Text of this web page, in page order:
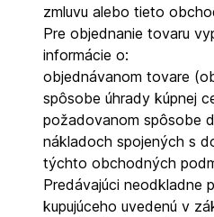
zmluvu alebo tieto
Pre objednanie tovaru
informácie o:
objednávanom tovare
spôsobe úhrady kúpnej
požadovanom spôsobe
nákladoch spojených s
týchto obchodných
Predávajúci neodkladne
kupujúceho uvedenú v